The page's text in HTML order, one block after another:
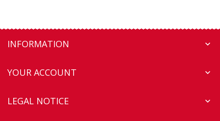
INFORMATION 
YOUR ACCOUNT 
LEGAL NOTICE 